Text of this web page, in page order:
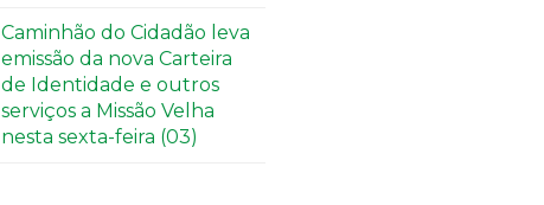
Caminhão do Cidadão leva
emissão da nova Carteira
de Identidade e outros
serviços a Missão Velha
nesta sexta-feira (03)